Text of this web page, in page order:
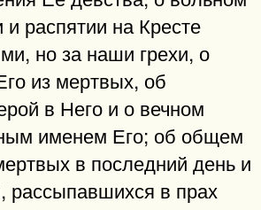
и распятии на Кресте
но за наши грехи, о
из мертвых, об
в Него и о вечном
именем Его; об общем
в последний день и
рассыпавшихся в прах